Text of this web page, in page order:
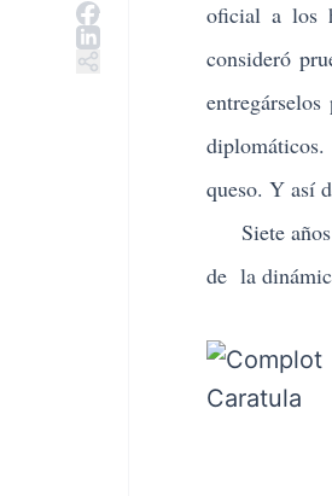
oficial a los
consideró
queso. Y así
Siete años
de la